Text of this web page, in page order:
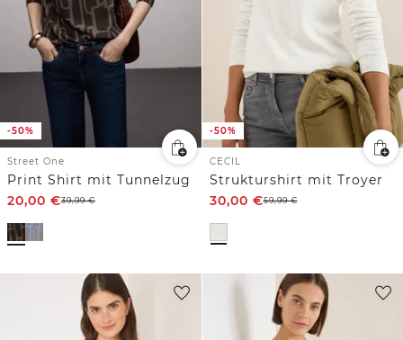
-50%
Street One
Print Shirt mit Tunnelzug
20,00 €39,99€
-50%
CECIL
Strukturshirt mit Troyer
30,00 €59,99€